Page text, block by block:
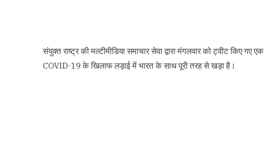
संयुक्त राष्ट्र की मल्टीमीडिया समाचार सेवा द्वारा मंगलवार को ट्वीट किए गए
COVID-19 के खिलाफ लड़ाई में भारत के साथ पूरी तरह से खड़ा है।